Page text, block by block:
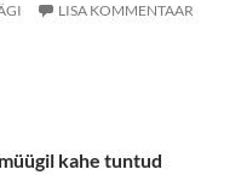
LISA KOMMENTAAR
kahe tuntud